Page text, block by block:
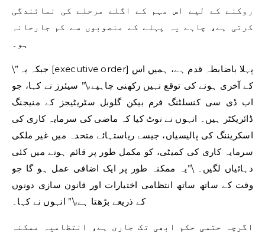
روکنے کے لیے اس مہم کے اگلے مرحلے کی نمائندگی
کرتی ہے، چاہے یہ پہلے کے منصوبوں سے کم جارحانہ
ہو۔
\”جبکہ یہ [executive order] پہلا باضابطہ قدم ہے، ہمیں اس
کے آخری ہونے کی توقع نہیں رکھنی چاہیے،\” سیئرز نے کہا، جو
اب ڈی سی کنسلٹنگ فرم بیکن گلوبل سٹریٹیجز کے منیجنگ
ڈائریکٹر ہیں۔ انہوں نے نوٹ کیا کہ ماضی کی سرمایہ کاری کی
اسکریننگ کی پالیسیاں، جیسے ریاستہائے متحدہ میں غیر ملکی
سرمایہ کاری کی کمیٹی، کو مکمل طور پر قائم ہونے میں کئی
دہائیاں لگیں۔ \”یہ ممکنہ طور پر ایک اضافی عمل ہو گا جو
وقت کے ساتھ ساتھ انتظامی اختیارات اور قانون سازی دونوں
کے ذریعے بڑھتا ہے،\” انہوں نے کہا۔
اگرچہ حتمی حکم ابھی تک جاری ہے، انتظامیہ ممکنہ